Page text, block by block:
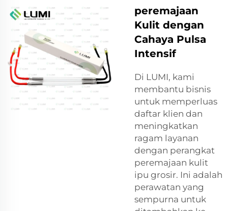
peremajaan
Kulit dengan
Cahaya Pulsa
Intensif
Di LUMI, kami
membantu bisnis
untuk memperluas
daftar klien dan
meningkatkan
ragam layanan
dengan perangkat
peremajaan kulit
ipu grosir. Ini adalah
perawatan yang
sempurna untuk